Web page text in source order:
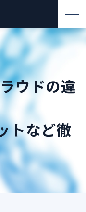
ウドの違
トなど徹